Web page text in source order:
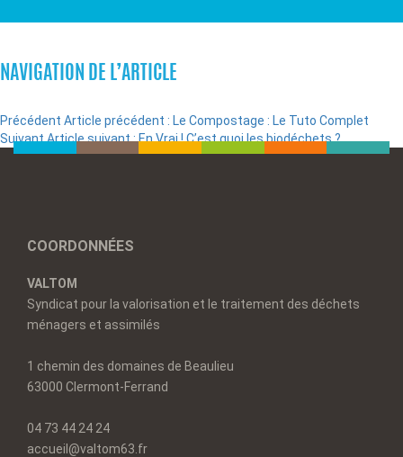
NAVIGATION DE L’ARTICLE
Précédent Article précédent : Le Compostage : Le Tuto Complet
SuivantArticle suivant :En Vrai ! C’est quoi les biodéchets ?
COORDONNÉES
VALTOM
Syndicat pour la valorisation et le traitement des déchets
ménagers et assimilés
1 chemin des domaines de Beaulieu
63000 Clermont-Ferrand
04 73 44 24 24
accueil@valtom63.fr